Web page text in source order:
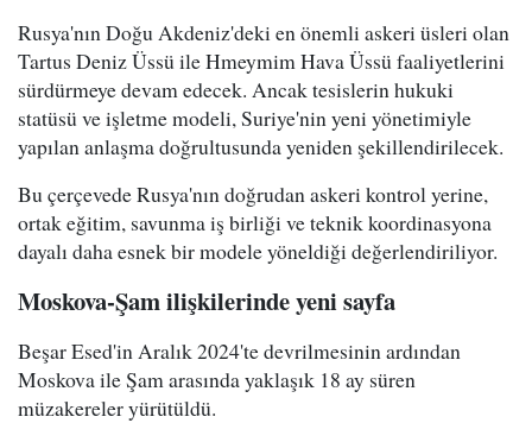
Rusya'nın Doğu Akdeniz'deki en önemli askeri üsleri olan
Tartus Deniz Üssü ile Hmeymim Hava Üssü faaliyetlerini
sürdürmeye devam edecek. Ancak tesislerin hukuki
statüsü ve işletme modeli, Suriye'nin yeni yönetimiyle
yapılan anlaşma doğrultusunda yeniden şekillendirilecek.
Bu çerçevede Rusya'nın doğrudan askeri kontrol yerine,
ortak eğitim, savunma iş birliği ve teknik koordinasyona
dayalı daha esnek bir modele yöneldiği değerlendiriliyor.
Moskova-Şam ilişkilerinde yeni sayfa
Beşar Esed'in Aralık 2024'te devrilmesinin ardından
Moskova ile Şam arasında yaklaşık 18 ay süren
müzakereler yürütüldü.